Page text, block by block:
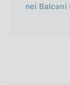
nei Balcani